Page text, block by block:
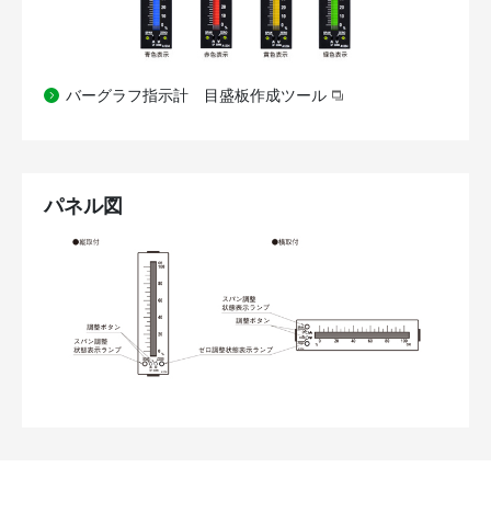
バーグラフ指示計 目盛板作成ツール
パネル図